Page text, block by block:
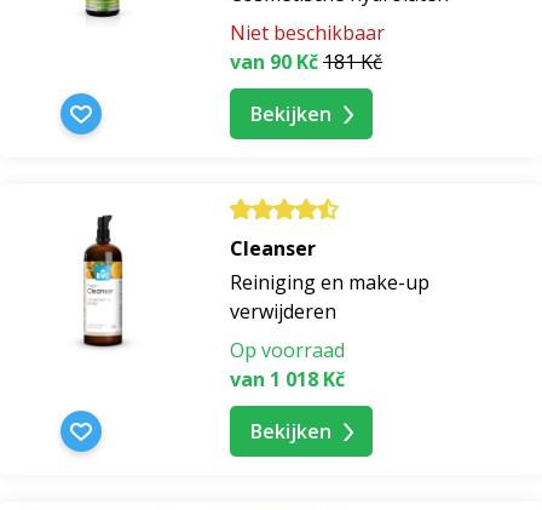
reinigende breimaskers
hydraterende breimaskers
kava breimaskers
maskers breien kokosnoot
kurkuma breimaskers
hijsmaskers breien
Niet beschikbaar
van 90 Kč181 Kč
Bekijken
Cleanser
Reiniging en make-up
verwijderen
Op voorraad
van 1 018 Kč
Bekijken